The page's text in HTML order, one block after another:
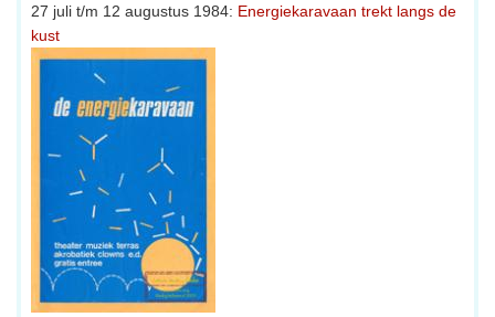
27 juli t/m 12 augustus 1984: Energiekaravaan trekt langs de
kust